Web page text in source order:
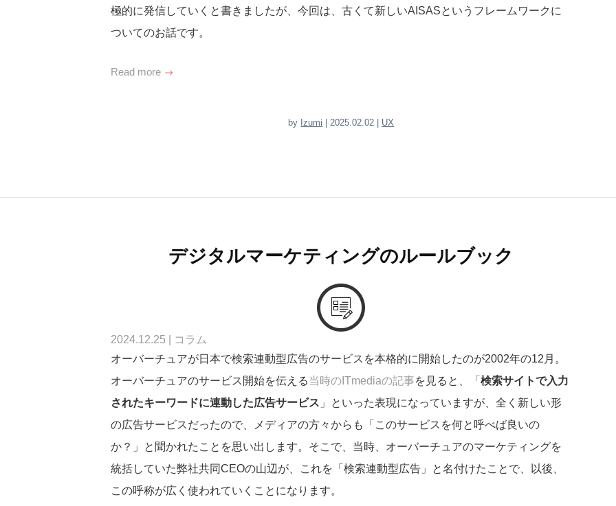
極的に発信していくと書きましたが、今回は、古くて新しいAISASというフレームワークに
ついてのお話です。
Read more
by Izumi | 2025.02.02 | UX
デジタルマーケティングのルールブック
2024.12.25
コラム
オーバーチュアが日本で検索連動型広告のサービスを本格的に開始したのが2002年の12月。
オーバーチュアのサービス開始を伝える当時のITmediaの記事を見ると、「検索サイトで入力
されたキーワードに連動した広告サービス 」といった表現になっていますが、全く新しい形
の広告サービスだったので、メディアの方々からも「このサービスを何と呼べば良いの
か？」と聞かれたことを思い出します。そこで、当時、オーバーチュアのマーケティングを
統括していた弊社共同CEOの山辺が、これを「検索連動型広告」と名付けたことで、以後、
この呼称が広く使われていくことになります。